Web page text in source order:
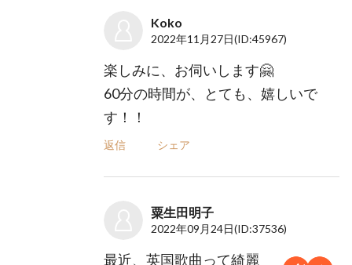
Koko
2022年11月27日(ID:45967)
楽しみに、お伺いします🤗
60分の時間が、とても、嬉しいで
す！！
返信 シェア
粟生田明子
2022年09月24日(ID:37536)
最近、英国歌曲って綺麗